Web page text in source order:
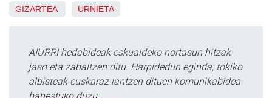
GIZARTEA URNIETA
AIURRI hedabideak eskualdeko nortasun hitzak
jaso eta zabaltzen ditu. Harpidedun eginda, tokiko
albisteak euskaraz lantzen dituen komunikabidea